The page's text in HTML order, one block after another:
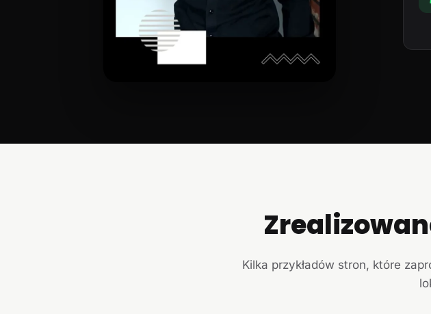
Kilka przykładów stron, które